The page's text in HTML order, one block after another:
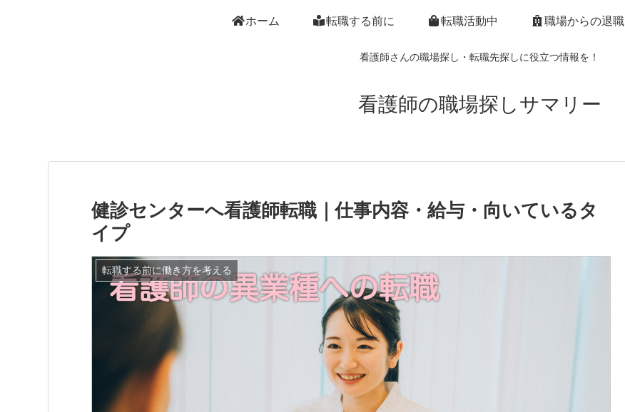
看護師さんの職場探し・転職先探しに役立つ情報を！
看護師の職場探しサマリー
ホーム 転職する前に 転職活動中 職場からの退職
健診センターへ看護師転職｜仕事内容・給与・向いているタ
イプ
転職する前に働き方を考える